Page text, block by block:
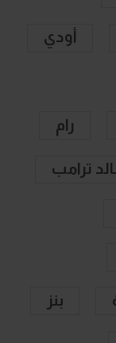
أودي
رام
ترامب
بنز